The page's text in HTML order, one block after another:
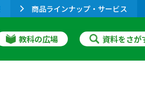
商品ラインナップ・サービス
教科の広場 資料をさが